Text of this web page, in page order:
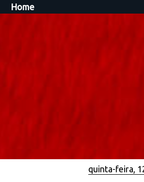
Home
quinta-feira,